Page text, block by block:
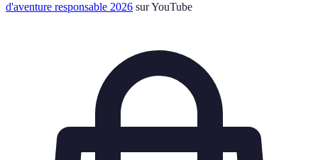
d'aventure responsable 2026 sur YouTube